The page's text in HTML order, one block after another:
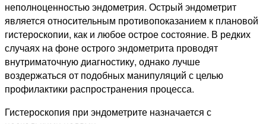
неполноценностью эндометрия. Острый эндометрит
является относительным противопоказанием к плановой
гистероскопии, как и любое острое состояние. В редких
случаях на фоне острого эндометрита проводят
внутриматочную диагностику, однако лучше
воздержаться от подобных манипуляций с целью
профилактики распространения процесса.
Гистероскопия при эндометрите назначается с